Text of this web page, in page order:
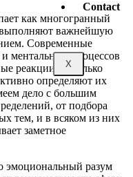
Contact
X
как многогранный
выполняют важнейшую
Современные
ментальных процессов
реакции не только
определяют их
дело с большим
от подбора
тем, и в всяком из них
заметное
эмоциональный разум